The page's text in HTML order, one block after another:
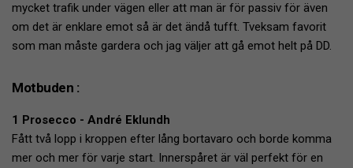
mycket trafik under vägen eller att man är för passiv för även
om det är enklare emot så är det ändå tufft. Tveksam favorit
som man måste gardera och jag väljer att gå emot helt på DD.
Motbuden :
1 Prosecco - André Eklundh
Fått två lopp i kroppen efter lång bortavaro och borde komma
mer och mer för varje start. Innerspåret är väl perfekt för en